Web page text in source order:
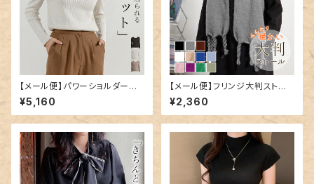
【メール便】パワーショルダーリ
ブニット／tops2095
¥5,160
【メール便】フリンジ大判ストー
ル／stole060
¥2,360